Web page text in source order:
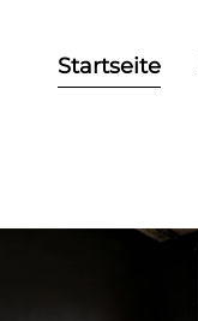
Startseite